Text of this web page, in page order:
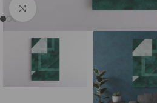
Spustelėkite, norėdami padidinti